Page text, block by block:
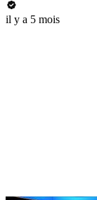
il y a 5 mois